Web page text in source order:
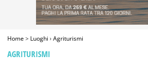
Home> Luoghi › Agriturismi
AGRITURISMI